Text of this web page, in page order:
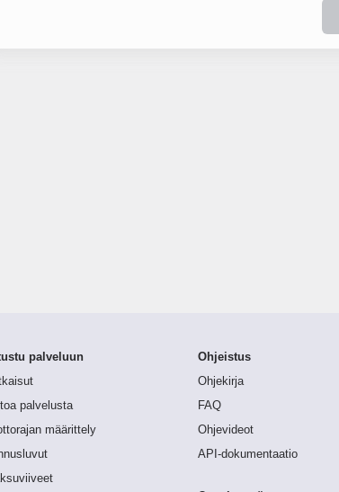
palveluun
palvelusta
määrittely
Ohjeistus
Ohjekirja
FAQ
Ohjevideot
API-dokumentaatio